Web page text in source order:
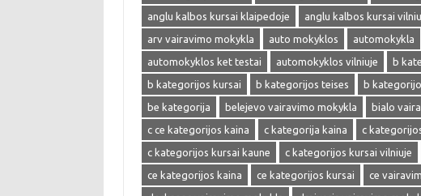
anglu kalbos kursai klaipedoje
anglu kalbos kursai
arv vairavimo mokykla
auto mokyklos automokykla
automokyklos ket testai
automokyklos vilniuje b
b kategorijos kursai
b kategorijos teises b
be kategorija
belejevo vairavimo mokykla bialo
c ce kategorijos kaina
c kategorija kaina c
c kategorijos kursai kaune
c kategorijos kursai vilniuje
ce kategorijos kaina
ce kategorijos kursai ce